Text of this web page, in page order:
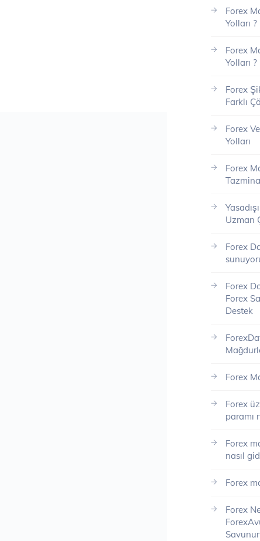
Forex
Yolları ?
Forex
Yolları ?
Forex
Farklı
Forex
Yolları
Forex
Uzman
Forex
Forex
Forex
Destek
Forex
Forex
paramı
Forex
nasıl
Forex
Forex